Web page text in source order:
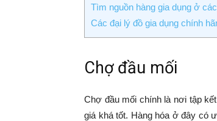
Tìm nguồn hàng gia dụng ở
Các đại lý đồ gia dụng chính
Chợ đầu mối
Chợ đầu mối chính là nơi tập
giá khá tốt. Hàng hóa ở đây có